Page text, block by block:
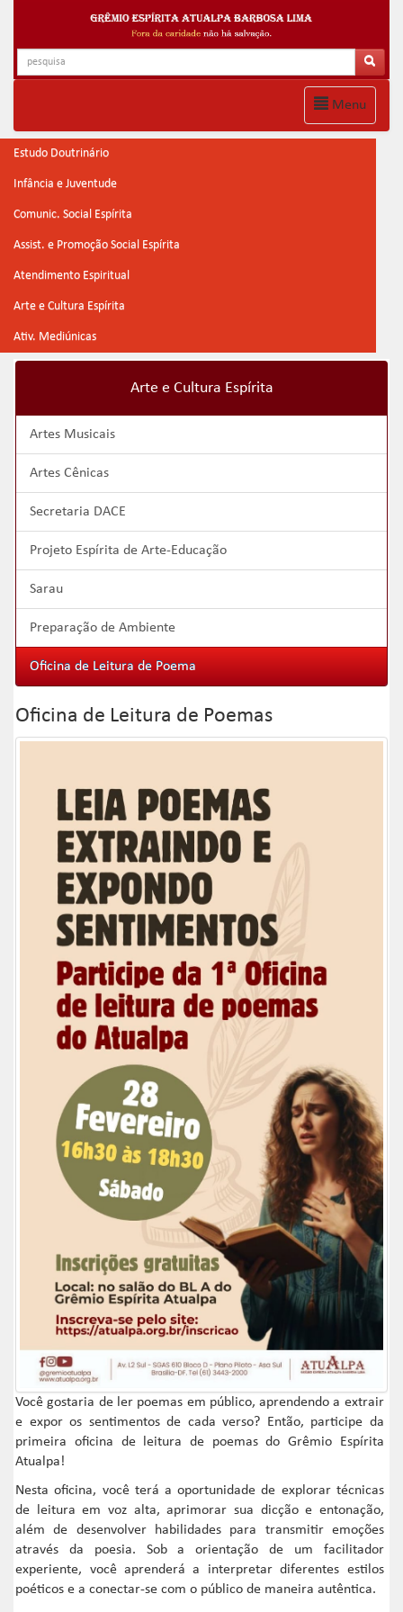
Menu
Estudo Doutrinário
Infância e Juventude
Comunic. Social Espírita
Assist. e Promoção Social Espírita
Atendimento Espiritual
Arte e Cultura Espírita
Ativ. Mediúnicas
Arte e Cultura Espírita
Artes Musicais
Artes Cênicas
Secretaria DACE
Projeto Espírita de Arte-Educação
Sarau
Preparação de Ambiente
Oficina de Leitura de Poema
Oficina de Leitura de Poemas
Você gostaria de ler poemas em público, aprendendo a extrair
e expor os sentimentos de cada verso? Então, participe da
primeira oficina de leitura de poemas do Grêmio Espírita
Atualpa!
Nesta oficina, você terá a oportunidade de explorar técnicas
de leitura em voz alta, aprimorar sua dicção e entonação,
além de desenvolver habilidades para transmitir emoções
através da poesia. Sob a orientação de um facilitador
experiente, você aprenderá a interpretar diferentes estilos
poéticos e a conectar-se com o público de maneira autêntica.